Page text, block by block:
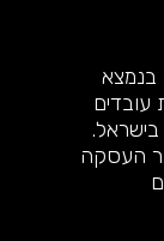
בנמצא
בישראל.
העסקה